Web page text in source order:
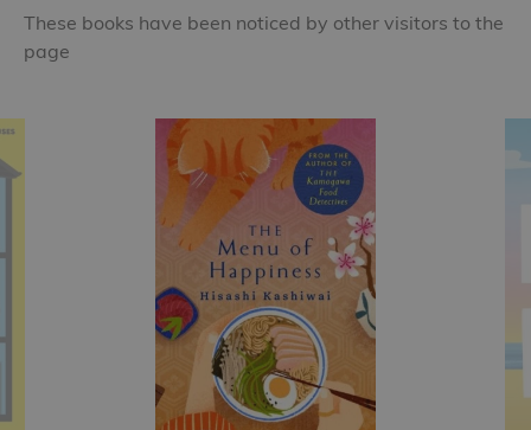
These books have been noticed by other visitors to the
page